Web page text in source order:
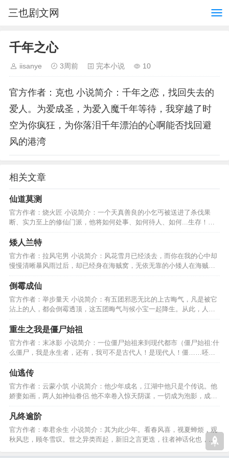
三也剧文网
千年之心
iisanye 3周前 完本小说 10
官方作者：克也 小说简介：千年之恋，找回失去的
爱人。为爱成圣，为爱入魔千年等待，我穿越了时
空为你疯狂，为你落泪千年漂泊的心啊能否找回避
风的港湾
相关文章
仙道莫测
官方作者：烧火匠 小说简介：一个天真善良的小乞丐被送进了杀伐果
断、实力至上的修仙门派，他将如何处事、如何待人、如何...生存！如
有未来，未来又当如何？…
矮人兰特
官方作者：拉风宅男 小说简介：风花雪月已经淡去，而你在我的心中却
慢慢清晰暴风雨过后，却已经身在海贼窝，无依无靠的小矮人在海贼窝
里开始自己的冒险。。。…
倒霉成仙
官方作者：举步量天 小说简介：有五团邪恶无比的上古晦气，凡是被它
沾上的人，都会倒霉透顶，这五团晦气与候小宝一起降生。从此，人间
天界进入了倒霉的时代！…
重生之我是僵尸始祖
官方作者：末冰影 小说简介：一位僵尸始祖来到现代都市（僵尸始祖:什
么僵尸，我是永生者，还有，我可不是古代人！是现代人！僵……呸，
永生者也有追求的！）…
仙逃传
官方作者：云蒙小筑 小说简介：他少年成名，江湖中他只是个传说。他
娇妻如画，两人如神仙眷侣.他不幸卷入惊天阴谋，一切成为泡影，成为
人人喊打的江湖败类。…
凡终逾阶
官方作者：奉君余生 小说简介：其为此少年。看春风喜，视夏蝉烦，观
秋风悲，顾冬雪叹。世之异类而起，新旧之言更迭，往者神话化也，或